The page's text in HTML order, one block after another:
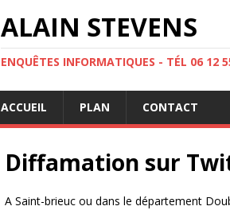
ALAIN STEVENS
ENQUÊTES INFORMATIQUES - TÉL 06
ACCUEIL PLAN CONTACT
Diffamation sur
A Saint-brieuc ou dans le département